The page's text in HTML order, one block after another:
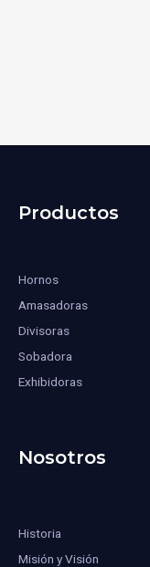
Productos
Hornos
Amasadoras
Divisoras
Sobadora
Exhibidoras
Nosotros
Historia
Misión y Visión